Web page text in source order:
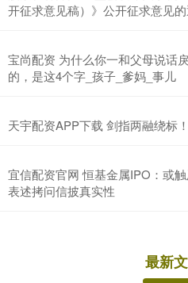
开征求意见稿）》公开征求意见
宝尚配资 为什么你一和父母说话
的，是这4个字_孩子_爹妈_事儿
天宇配资APP下载 剑指两融绕标
宜信配资官网 恒基金属IPO：或
表述拷问信披真实性
最新